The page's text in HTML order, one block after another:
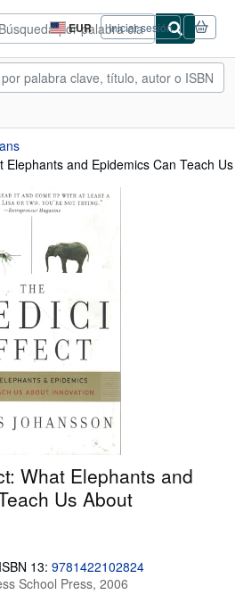
EUR
Preferencias
de
compra
del
Iniciar sesión
CERRAR
Elephants and Epidemics Can Teach
What Elephants and
Us About
ISBN 13: 9781422102824
School Press, 2006